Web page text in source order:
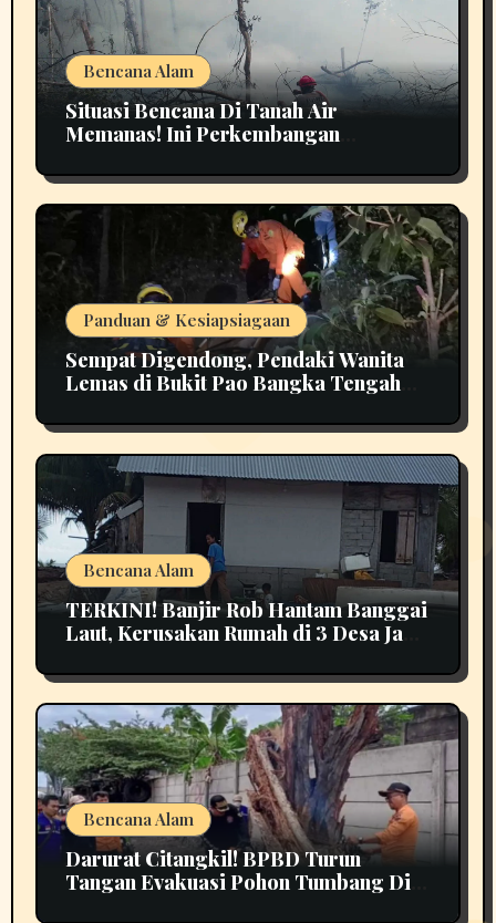
Bencana Alam
Situasi Bencana Di Tanah Air
Memanas! Ini Perkembangan
Panduan & Kesiapsiagaan
Sempat Digendong, Pendaki Wanita
Lemas di Bukit Pao Bangka Tengah
Bencana Alam
TERKINI! Banjir Rob Hantam Banggai
Laut, Kerusakan Rumah di 3 Desa Jadi
Bencana Alam
Darurat Citangkil! BPBD Turun
Tangan Evakuasi Pohon Tumbang Di